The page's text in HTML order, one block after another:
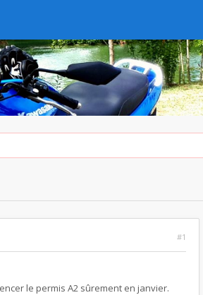
#1
le permis A2 sûrement en janvier.